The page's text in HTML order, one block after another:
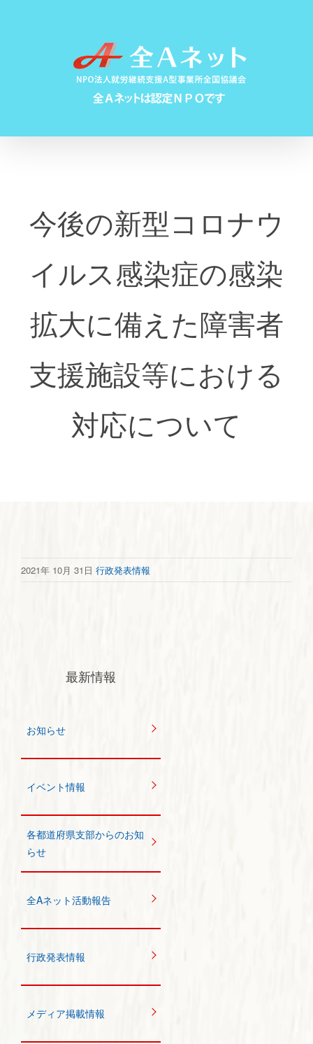
今後の新型コロナウ
イルス感染症の感染
拡大に備えた障害者
支援施設等における
対応について
2021年 10月 31日 行政発表情報
最新情報
お知らせ
イベント情報
各都道府県支部からのお知
らせ
全Aネット活動報告
行政発表情報
メディア掲載情報